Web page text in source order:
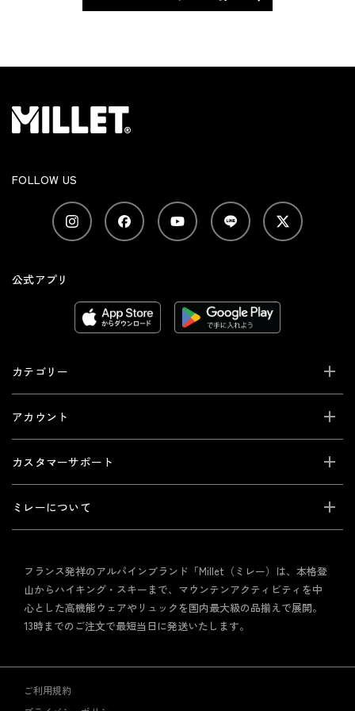
FOLLOW US
公式アプリ
カテゴリー
アカウント
カスタマーサポート
ミレーについて
フランス発祥のアルパインブランド「Millet（ミレー）は、本格登
山からハイキング・スキーまで、マウンテンアクティビティを中
心とした高機能ウェアやリュックを国内最大級の品揃えで展開。
13時までのご注文で最短当日に発送いたします。
ご利用規約